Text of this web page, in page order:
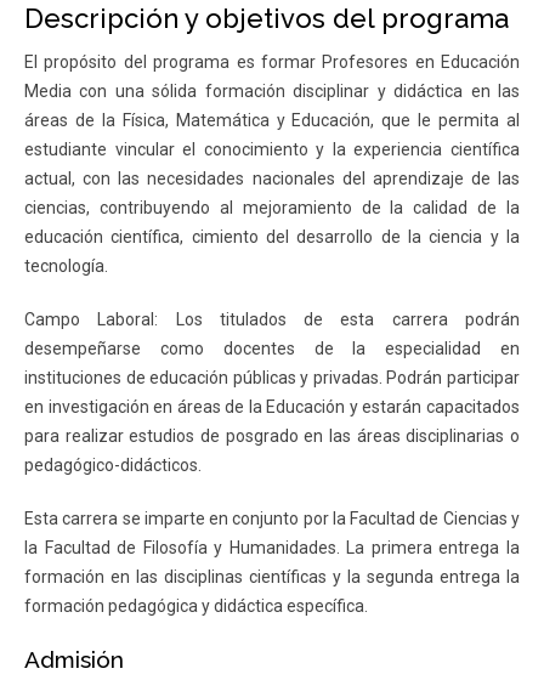
Descripción y objetivos del programa
El propósito del programa es formar Profesores en Educación
Media con una sólida formación disciplinar y didáctica en las
áreas de la Física, Matemática y Educación, que le permita al
estudiante vincular el conocimiento y la experiencia científica
actual, con las necesidades nacionales del aprendizaje de las
ciencias, contribuyendo al mejoramiento de la calidad de la
educación científica, cimiento del desarrollo de la ciencia y la
tecnología.
Campo Laboral: Los titulados de esta carrera podrán
desempeñarse como docentes de la especialidad en
instituciones de educación públicas y privadas. Podrán participar
en investigación en áreas de la Educación y estarán capacitados
para realizar estudios de posgrado en las áreas disciplinarias o
pedagógico-didácticos.
Esta carrera se imparte en conjunto por la Facultad de Ciencias y
la Facultad de Filosofía y Humanidades. La primera entrega la
formación en las disciplinas científicas y la segunda entrega la
formación pedagógica y didáctica específica.
Admisión